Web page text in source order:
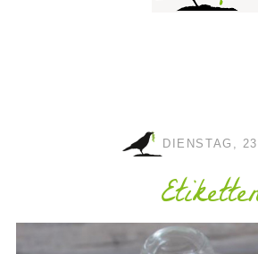
DIENSTAG,